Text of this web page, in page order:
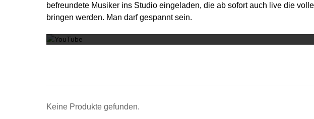
befreundete Musiker ins Studio eingeladen, die ab sofort auch live die
bringen werden. Man darf gespannt sein.
Mit dem Laden des
Keine Produkte gefunden.